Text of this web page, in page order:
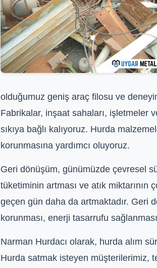
olduğumuz geniş araç filosu ve
Fabrikalar, inşaat sahaları, işletmeler
sıkıya bağlı kalıyoruz. Hurda
korunmasına yardımcı oluyoruz.
Geri dönüşüm, günümüzde çevresel
tüketiminin artması ve atık
geçen gün daha da artmaktadır. Geri
korunması, enerji tasarrufu
Narman Hurdacı olarak, hurda alım
Hurda satmak isteyen müşterilerimiz,